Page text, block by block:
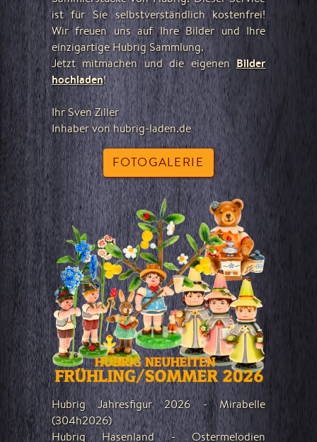
ist für Sie selbstverständlich kostenfrei!
Wir freuen uns auf Ihre Bilder und Ihre
einzigartige Hubrig Sammlung.
Jetzt mitmachen und die eigenen Bilder
hochladen!
Ihr Sven Ziller
Inhaber von hubrig-laden.de
FOTOGALERIE
Hubrig Jahresfigur 2026 - Mirabelle
(304h2026)
Hubrig Hasenland - Ostermelodien